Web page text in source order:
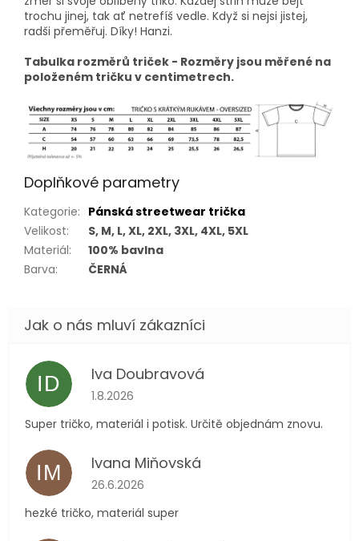
trochu jinej, tak ať netrefíš vedle. Když si nejsi jistej,
radši přeměřuj. Díky! Hanzi.
Tabulka rozměrů triček - Rozměry jsou měřené na
položeném tričku v centimetrech.
Doplňkové parametry
Kategorie: Pánská streetwear trička
Velikost:
S, M, L, XL, 2XL, 3XL, 4XL, 5XL
Materiál:
100% bavlna
Barva: ČERNÁ
ID Iva Doubravová
Hodnocení obchodu je 5 z 5 hvězdiček.
1.8.2026
Super tričko, materiál i potisk. Určitě objednám znovu.
IM Ivana Miňovská
Hodnocení obchodu je 5 z 5 hvězdiček.
26.6.2026
hezké tričko, materiál super